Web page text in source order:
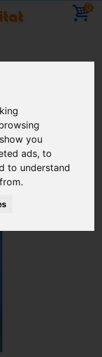
you
ads, to
to understand
0
par --